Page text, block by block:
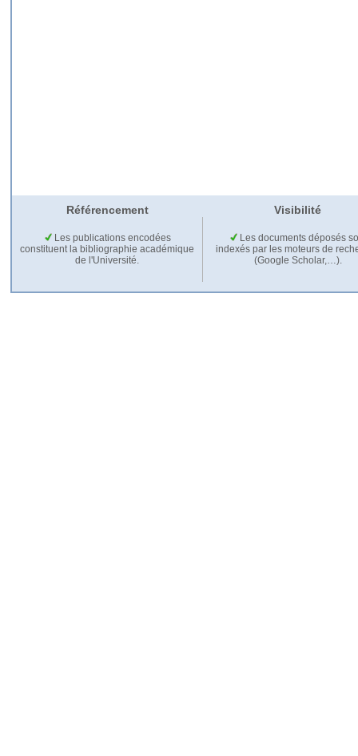
Référencement Visibilité
Les publications encodées
constituent la bibliographie académique
de l'Université.
Les documents déposés
indexés par les moteurs de
(Google Scholar,…).